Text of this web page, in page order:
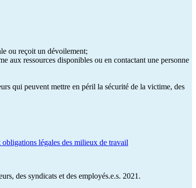
ou reçoit un dévoilement;
aux ressources disponibles ou en contactant une personne
qui peuvent mettre en péril la sécurité de la victime, des
légales des milieux de travail
des syndicats et des employés.e.s. 2021.